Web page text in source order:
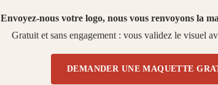
Envoyez-nous votre logo, nous vous renvoyons la
Gratuit et sans engagement : vous validez le visuel
DEMANDER UNE MAQUETTE